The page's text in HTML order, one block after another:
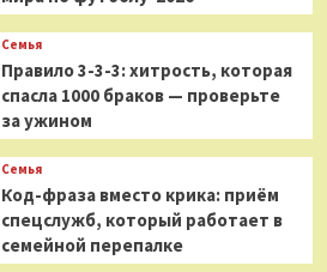
Семья
Правило 3-3-3: хитрость, которая
спасла 1000 браков — проверьте
за ужином
Семья
Код-фраза вместо крика: приём
спецслужб, который работает в
семейной перепалке